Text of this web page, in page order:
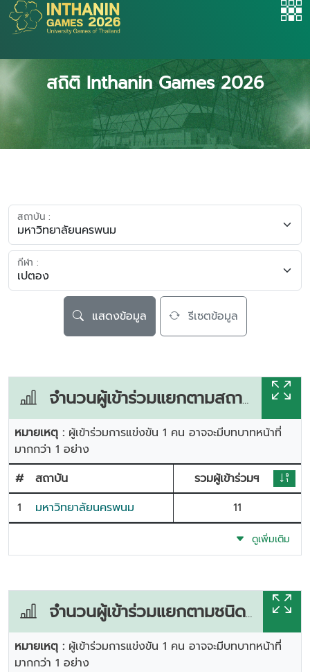
สถิติ Inthanin Games 2026
สถาบัน :
กีฬา :
แสดงข้อมูล รีเซตข้อมูล
จำนวนผู้เข้าร่วมแยกตามสถาบัน
หมายเหตุ : ผู้เข้าร่วมการแข่งขัน 1 คน อาจจะมีบทบาทหน้าที่
มากกว่า 1 อย่าง
#
สถาบัน
รวมผู้เข้าร่วมฯ
1
มหาวิทยาลัยนครพนม 11
ดูเพิ่มเติม
จำนวนผู้เข้าร่วมแยกตามชนิดกีฬา
หมายเหตุ : ผู้เข้าร่วมการแข่งขัน 1 คน อาจจะมีบทบาทหน้าที่
มากกว่า 1 อย่าง